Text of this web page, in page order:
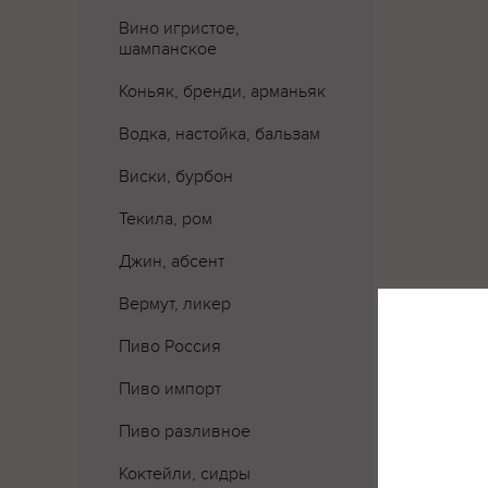
Вино игристое,
шампанское
Коньяк, бренди, арманьяк
Водка, настойка, бальзам
Виски, бурбон
Текила, ром
Джин, абсент
Вермут, ликер
Пиво Россия
Пиво импорт
Пиво разливное
Коктейли, сидры